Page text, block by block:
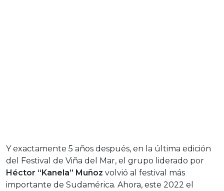
Y exactamente 5 años después, en la última edición
del Festival de Viña del Mar, el grupo liderado por
Héctor “Kanela” Muñoz volvió al festival más
importante de Sudamérica. Ahora, este 2022 el